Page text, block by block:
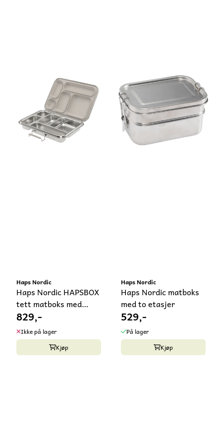
Haps Nordic
Haps Nordic HAPSBOX
tett matboks med
mange rom
829,-
Ikke på lager
Kjøp
Haps Nordic
Haps Nordic matboks
med to etasjer
529,-
På lager
Kjøp